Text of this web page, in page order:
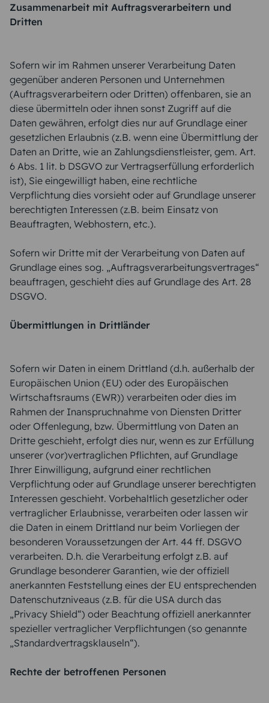
Zusammenarbeit mit Auftragsverarbeitern und
Dritten
Sofern wir im Rahmen unserer Verarbeitung Daten
gegenüber anderen Personen und Unternehmen
(Auftragsverarbeitern oder Dritten) offenbaren, sie an
diese übermitteln oder ihnen sonst Zugriff auf die
Daten gewähren, erfolgt dies nur auf Grundlage einer
gesetzlichen Erlaubnis (z.B. wenn eine Übermittlung der
Daten an Dritte, wie an Zahlungsdienstleister, gem. Art.
6 Abs. 1 lit. b DSGVO zur Vertragserfüllung erforderlich
ist), Sie eingewilligt haben, eine rechtliche
Verpflichtung dies vorsieht oder auf Grundlage unserer
berechtigten Interessen (z.B. beim Einsatz von
Beauftragten, Webhostern, etc.).
Sofern wir Dritte mit der Verarbeitung von Daten auf
Grundlage eines sog. „Auftragsverarbeitungsvertrages“
beauftragen, geschieht dies auf Grundlage des Art. 28
DSGVO.
Übermittlungen in Drittländer
Sofern wir Daten in einem Drittland (d.h. außerhalb der
Europäischen Union (EU) oder des Europäischen
Wirtschaftsraums (EWR)) verarbeiten oder dies im
Rahmen der Inanspruchnahme von Diensten Dritter
oder Offenlegung, bzw. Übermittlung von Daten an
Dritte geschieht, erfolgt dies nur, wenn es zur Erfüllung
unserer (vor)vertraglichen Pflichten, auf Grundlage
Ihrer Einwilligung, aufgrund einer rechtlichen
Verpflichtung oder auf Grundlage unserer berechtigten
Interessen geschieht. Vorbehaltlich gesetzlicher oder
vertraglicher Erlaubnisse, verarbeiten oder lassen wir
die Daten in einem Drittland nur beim Vorliegen der
besonderen Voraussetzungen der Art. 44 ff. DSGVO
verarbeiten. D.h. die Verarbeitung erfolgt z.B. auf
Grundlage besonderer Garantien, wie der offiziell
anerkannten Feststellung eines der EU entsprechenden
Datenschutzniveaus (z.B. für die USA durch das
„Privacy Shield“) oder Beachtung offiziell anerkannter
spezieller vertraglicher Verpflichtungen (so genannte
„Standardvertragsklauseln“).
Rechte der betroffenen Personen